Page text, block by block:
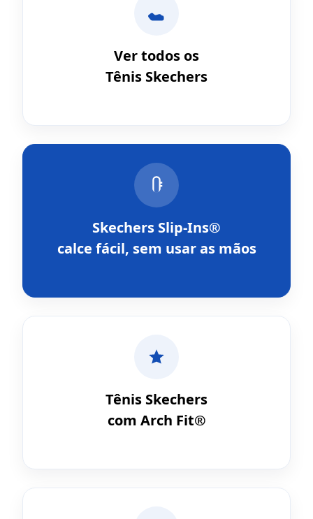
Ver todos os
Tênis Skechers
Skechers Slip-Ins®
calce fácil, sem usar as mãos
Tênis Skechers
com Arch Fit®